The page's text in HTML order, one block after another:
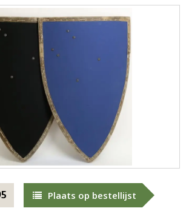
Plaats op bestellijst